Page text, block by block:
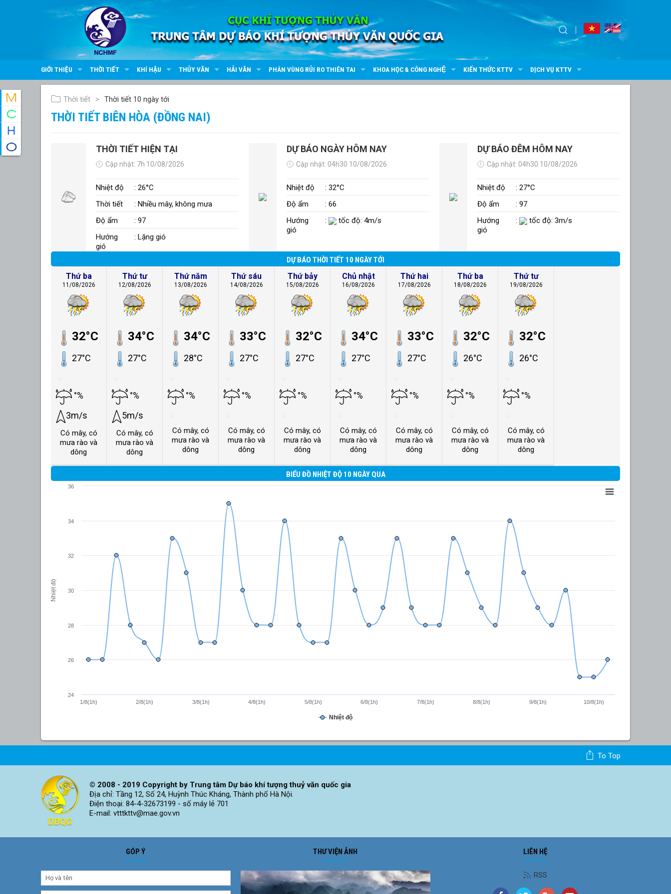
GIỚI THIỆU THỜI TIẾT KHÍ HẬU THỦY VĂN HẢI VĂN PHÂN VÙNG RỦI RO THIÊN TAI KHOA HỌC & CÔNG NGHỆ KIẾN THỨC KTTV DỊCH VỤ KTTV
Thời tiết Thời tiết 10 ngày tới
THỜI TIẾT BIÊN HÒA (ĐỒNG NAI)
THỜI TIẾT HIỆN TẠI
Cập nhật: 7h 10/08/2026
Nhiệt độ
: 26°C
Thời tiết
: Nhiều mây, không mưa
Độ ẩm
: 97
Hướng
gió
: Lặng gió
DỰ BÁO NGÀY HÔM NAY
Cập nhật: 04h30 10/08/2026
Nhiệt độ
: 32°C
Độ ẩm
: 66
Hướng
gió
: tốc độ: 4m/s
DỰ BÁO ĐÊM HÔM NAY
Cập nhật: 04h30 10/08/2026
Nhiệt độ
: 27°C
Độ ẩm
: 97
Hướng
gió
: tốc độ: 3m/s
DỰ BÁO THỜI TIẾT 10 NGÀY TỚI
Thứ ba
11/08/2026
32°C
27°C
°%
3m/s
Có mây, có
mưa rào và
dông
Thứ tư
12/08/2026
34°C
27°C
°%
5m/s
Có mây, có
mưa rào và
dông
Thứ năm
13/08/2026
34°C
28°C
°%
Có mây, có
mưa rào và
dông
Thứ sáu
14/08/2026
33°C
27°C
°%
Có mây, có
mưa rào và
dông
Thứ bảy
15/08/2026
32°C
27°C
°%
Có mây, có
mưa rào và
dông
Chủ nhật
16/08/2026
34°C
27°C
°%
Có mây, có
mưa rào và
dông
Thứ hai
17/08/2026
33°C
27°C
°%
Có mây, có
mưa rào và
dông
Thứ ba
18/08/2026
32°C
26°C
°%
Có mây, có
mưa rào và
dông
Thứ tư
19/08/2026
32°C
26°C
°%
Có mây, có
mưa rào và
dông
BIỂU ĐỒ NHIỆT ĐỘ 10 NGÀY QUA
Nhiệt độ
Nhiệt độ
1/8(1h) 2/8(1h) 3/8(1h) 4/8(1h) 5/8(1h) 6/8(1h) 7/8(1h) 8/8(1h) 9/8(1h) 10/8(1h)
24
26
28
30
32
34
36
To Top
© 2008 - 2019 Copyright by Trung tâm Dự báo khí tượng thuỷ văn quốc gia
Địa chỉ: Tầng 12, Số 24, Huỳnh Thúc Kháng, Thành phố Hà Nội.
Điện thoại: 84-4-32673199 - số máy lẻ 701
E-mail: vtttkttv@mae.gov.vn
GÓP Ý THƯ VIỆN ẢNH LIÊN HỆ
RSS